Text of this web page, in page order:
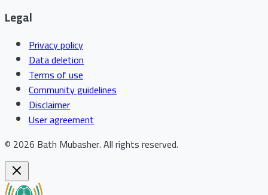
Legal
Privacy policy
Data deletion
Terms of use
Community guidelines
Disclaimer
User agreement
© 2026 Bath Mubasher.All rights reserved.